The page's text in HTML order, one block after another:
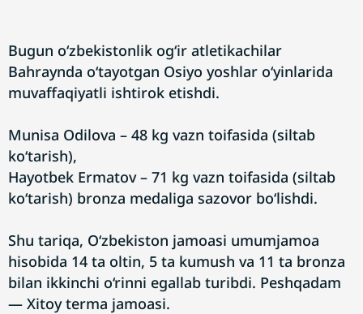
Bugun o‘zbekistonlik og‘ir atletikachilar
Bahraynda o‘tayotgan Osiyo yoshlar o‘yinlarida
muvaffaqiyatli ishtirok etishdi.
Munisa Odilova – 48 kg vazn toifasida (siltab
ko‘tarish),
Hayotbek Ermatov – 71 kg vazn toifasida (siltab
ko‘tarish) bronza medaliga sazovor bo‘lishdi.
Shu tariqa, O‘zbekiston jamoasi umumjamoa
hisobida 14 ta oltin, 5 ta kumush va 11 ta bronza
bilan ikkinchi o‘rinni egallab turibdi. Peshqadam
— Xitoy terma jamoasi.